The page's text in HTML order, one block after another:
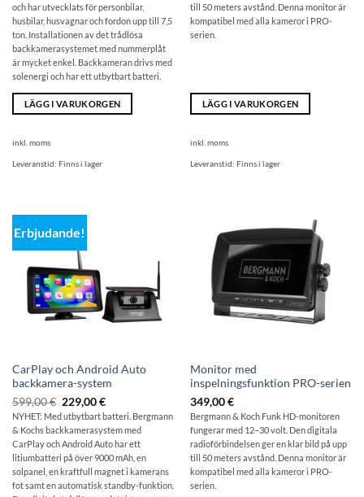
och har utvecklats för personbilar,
husbilar, husvagnar och fordon upp till 7,5
ton. Installationen av det trådlösa
backkamerasystemet med nummerplåt
är mycket enkel. Backkameran drivs med
solenergi och har ett utbytbart batteri.
LÄGG I VARUKORGEN
inkl. moms
Leveranstid: Finns i lager
till 50 meters avstånd. Denna monitor är
kompatibel med alla kameror i PRO-
serien.
LÄGG I VARUKORGEN
inkl. moms
Leveranstid: Finns i lager
Erbjudande!
CarPlay och Android Auto
backkamera-system
599,00€ Ursprungligt
pris:
599,00
€
229,00€Aktuellt
pris
är:
229,00
€.
NYHET: Med utbytbart batteri. Bergmann
& Kochs backkamerasystem med
CarPlay och Android Auto har ett
litiumbatteri på över 9000 mAh, en
solpanel, en kraftfull magnet i kamerans
fot samt en automatisk standby-funktion.
Monitor med
inspelningsfunktion PRO-serien
349,00€
Bergmann & Koch Funk HD-monitoren
fungerar med 12–30 volt. Den digitala
radioförbindelsen ger en klar bild på upp
till 50 meters avstånd. Denna monitor är
kompatibel med alla kameror i PRO-
serien.